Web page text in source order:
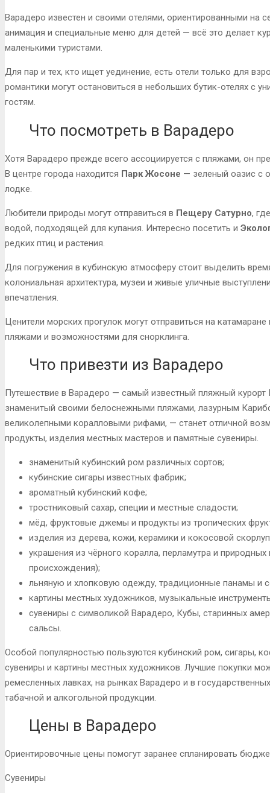
Варадеро известен и своими отелями, ориентированными
анимация и специальные меню для детей — всё это делает
маленькими туристами.
Для пар и тех, кто ищет уединение, есть отели только для
романтики могут остановиться в небольших бутик-отелях с
гостям.
Что посмотреть в Варадеро
Хотя Варадеро прежде всего ассоциируется с пляжами, он
В центре города находится Парк Жосоне — зеленый оазис с
лодке.
Любители природы могут отправиться в Пещеру Сатурно,
водой, подходящей для купания. Интересно посетить и
редких птиц и растения.
Для погружения в кубинскую атмосферу стоит выделить
колониальная архитектура, музеи и живые уличные
впечатления.
Ценители морских прогулок могут отправиться на
пляжами и возможностями для снорклинга.
Что привезти из Варадеро
Путешествие в Варадеро — самый известный пляжный
знаменитый своими белоснежными пляжами, лазурным
великолепными коралловыми рифами, — станет отличной
продукты, изделия местных мастеров и памятные сувениры.
знаменитый кубинский ром различных сортов;
кубинские сигары известных фабрик;
ароматный кубинский кофе;
тростниковый сахар, специи и местные сладости;
мёд, фруктовые джемы и продукты из тропических
изделия из дерева, кожи, керамики и кокосовой
украшения из чёрного коралла, перламутра и
происхождения);
льняную и хлопковую одежду, традиционные панамы и
картины местных художников, музыкальные
сувениры с символикой Варадеро, Кубы, старинных
сальсы.
Особой популярностью пользуются кубинский ром, сигары,
сувениры и картины местных художников. Лучшие покупки
ремесленных лавках, на рынках Варадеро и в
табачной и алкогольной продукции.
Цены в Варадеро
Ориентировочные цены помогут заранее спланировать
Сувениры